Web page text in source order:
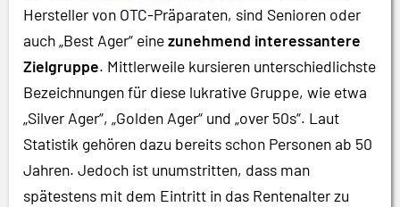
Hersteller von OTC-Präparaten, sind Senioren oder
auch „Best Ager“ einezunehmend interessantere
Zielgruppe. Mittlerweile kursieren unterschiedlichste
Bezeichnungen für diese lukrative Gruppe, wie etwa
„Silver Ager“, „Golden Ager“ und „over 50s“. Laut
Statistik gehören dazu bereits schon Personen ab 50
Jahren. Jedoch ist unumstritten, dass man
spätestens mit dem Eintritt in das Rentenalter zu